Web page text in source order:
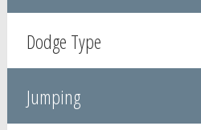
Dodge Type
Jumping